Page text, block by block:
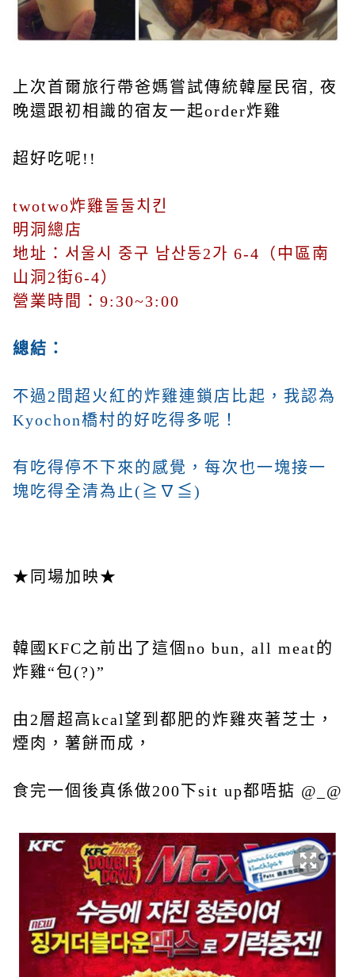
上次首爾旅行帶爸媽嘗試傳統韓屋民宿, 夜
晚還跟初相識的宿友一起order炸雞
超好吃呢!!
twotwo炸雞둘둘치킨
明洞總店
地址：서울시 중구 남산동2가 6-4（中區南
山洞2街6-4）
營業時間：9:30~3:00
總結：
不過2間超火紅的炸雞連鎖店比起，我認為
Kyochon橋村的好吃得多呢！
有吃得停不下來的感覺，每次也一塊接一
塊吃得全清為止(≧∇≦)
★同場加映★
韓國KFC之前出了這個no bun, all meat的
炸雞“包(?)”
由2層超高kcal望到都肥的炸雞夾著芝士，
煙肉，薯餅而成，
食完一個後真係做200下sit up都唔掂 @_@